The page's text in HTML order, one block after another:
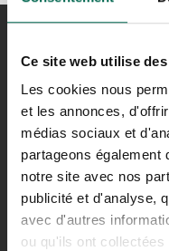
Ce site web utilise
Les cookies nous
et les annonces,
médias sociaux et
partageons également
notre site avec nos
publicité et d'analyse,
avec d'autres
ou qu'ils ont